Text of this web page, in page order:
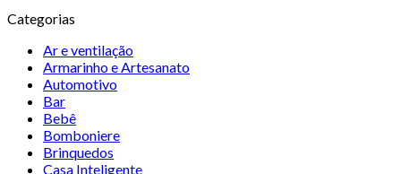
Categorias
Ar e ventilação
Armarinho e Artesanato
Automotivo
Bar
Bebê
Bomboniere
Brinquedos
Casa Inteligente